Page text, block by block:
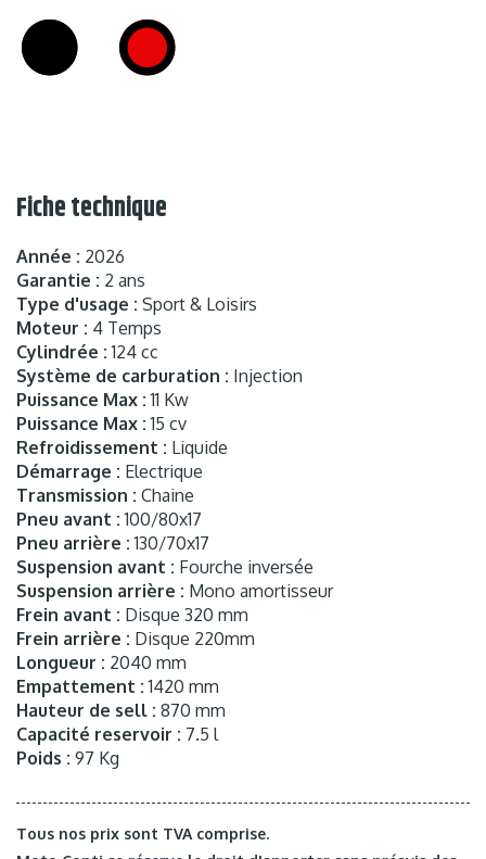
Fiche technique
Année : 2026
Garantie : 2 ans
Type d'usage : Sport & Loisirs
Moteur : 4 Temps
Cylindrée : 124 cc
Système de carburation : Injection
Puissance Max : 11 Kw
Puissance Max : 15 cv
Refroidissement : Liquide
Démarrage : Electrique
Transmission : Chaine
Pneu avant : 100/80x17
Pneu arrière : 130/70x17
Suspension avant : Fourche inversée
Suspension arrière : Mono amortisseur
Frein avant : Disque 320 mm
Frein arrière : Disque 220mm
Longueur : 2040 mm
Empattement : 1420 mm
Hauteur de sell : 870 mm
Capacité reservoir : 7.5 l
Poids : 97 Kg
Tous nos prix sont TVA comprise.